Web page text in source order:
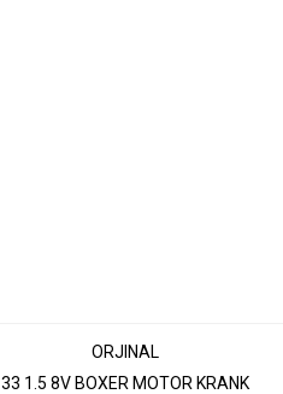
ORJINAL
33 1.5 8V BOXER MOTOR KRANK